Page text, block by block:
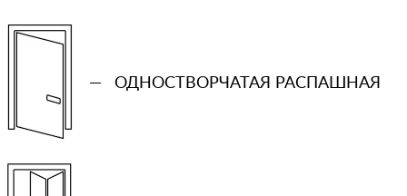
— ОДНОСТВОРЧАТАЯ РАСПАШНАЯ